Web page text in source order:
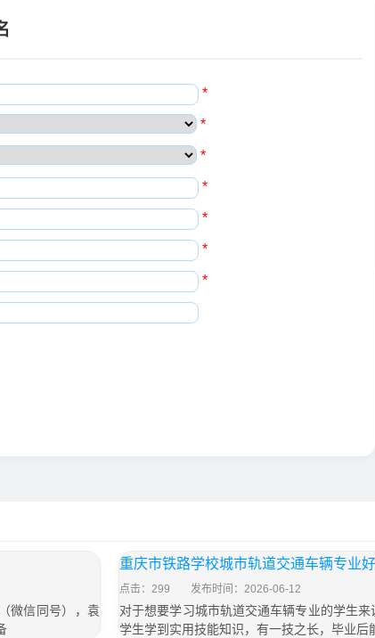
*
*
*
*
*
*
*
微信同号），袁
重庆市铁路学校城市轨道交通车辆专业
点击：299 发布时间：2026-06-12
对于想要学习城市轨道交通车辆专业的学生
学生学到实用技能知识，有一技之长，毕业后